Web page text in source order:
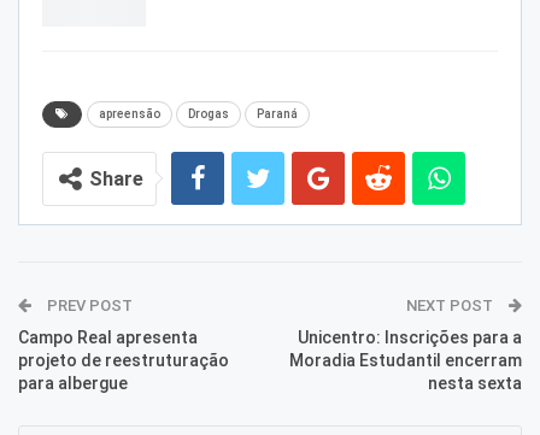
apreensão Drogas Paraná
Share
PREV POST
Campo Real apresenta
projeto de reestruturação
para albergue
NEXT POST
Unicentro: Inscrições para a
Moradia Estudantil encerram
nesta sexta